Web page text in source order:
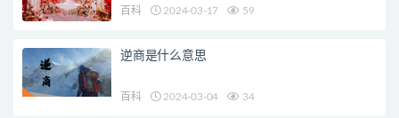
百科 2024-03-17 59
逆商是什么意思
百科 2024-03-04 34